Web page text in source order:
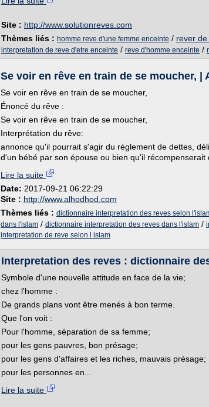
Site : http://www.solutionreves.com
Thèmes liés : homme reve d'une femme enceinte / rever
interpretation de reve d'etre enceinte / reve d'homme enceinte /
Se voir en rêve en train de se moucher, |
Se voir en rêve en train de se moucher,
Énoncé du rêve :
Se voir en rêve en train de se moucher,
Interprétation du rêve:
annonce qu'il pourrait s'agir du règlement de dettes,
d'un bébé par son épouse ou bien qu'il récompenserait
Lire la suite
Date: 2017-09-21 06:22:29
Site : http://www.alhodhod.com
Thèmes liés : dictionnaire interpretation des reves selon
dans l'islam / dictionnaire interpretation des reves dans l'islam /
interpretation de reve selon l islam
Interpretation des reves : dictionnaire
Symbole d'une nouvelle attitude en face de la vie;
chez l'homme :
De grands plans vont être menés à bon terme.
Que l'on voit :
Pour l'homme, séparation de sa femme;
pour les gens pauvres, bon présage;
pour les gens d'affaires et les riches, mauvais présage;
pour les personnes en...
Lire la suite